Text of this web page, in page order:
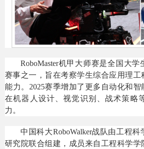
RoboMaster机甲大师赛是全国大
赛事之一，旨在考察学生综合应用理工
能力。2025赛季增加了更多自动化和
在机器人设计、视觉识别、战术策略
力。
中国科大RoboWalker战队由工程
研究院联合组建，成员来自工程科学学